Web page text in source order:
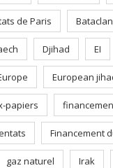
de Paris Bataclan
Djihad EI
European
papiers
Financement
gaz naturel Irak